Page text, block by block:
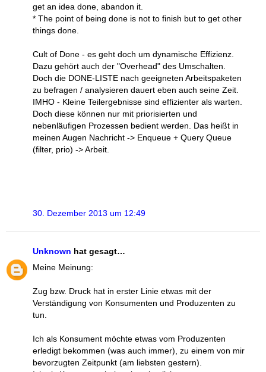
get an idea done, abandon it.
* The point of being done is not to finish but to get other
things done.
Cult of Done - es geht doch um dynamische Effizienz.
Dazu gehört auch der "Overhead" des Umschalten.
Doch die DONE-LISTE nach geeigneten Arbeitspaketen
zu befragen / analysieren dauert eben auch seine Zeit.
IMHO - Kleine Teilergebnisse sind effizienter als warten.
Doch diese können nur mit priorisierten und
nebenläufigen Prozessen bedient werden. Das heißt in
meinen Augen Nachricht -> Enqueue + Query Queue
(filter, prio) -> Arbeit.
30. Dezember 2013 um 12:49
Unknown hat gesagt…
Meine Meinung:
Zug bzw. Druck hat in erster Linie etwas mit der
Verständigung von Konsumenten und Produzenten zu
tun.
Ich als Konsument möchte etwas vom Produzenten
erledigt bekommen (was auch immer), zu einem von mir
bevorzugten Zeitpunkt (am liebsten gestern).